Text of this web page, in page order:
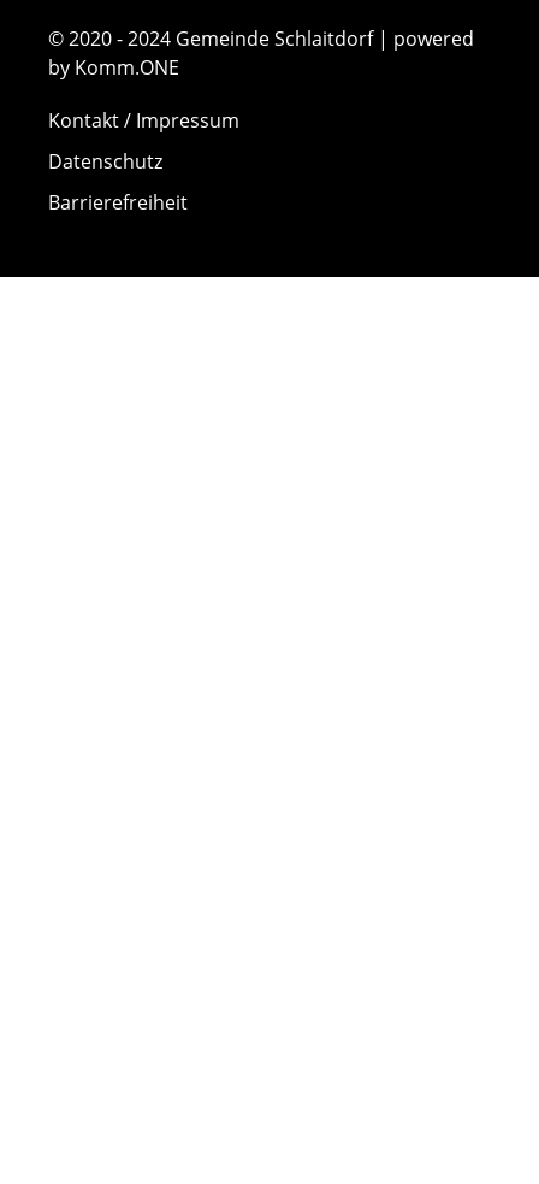
© 2020 - 2024 Gemeinde Schlaitdorf | powered
by Komm.ONE
Kontakt / Impressum
Datenschutz
Barrierefreiheit